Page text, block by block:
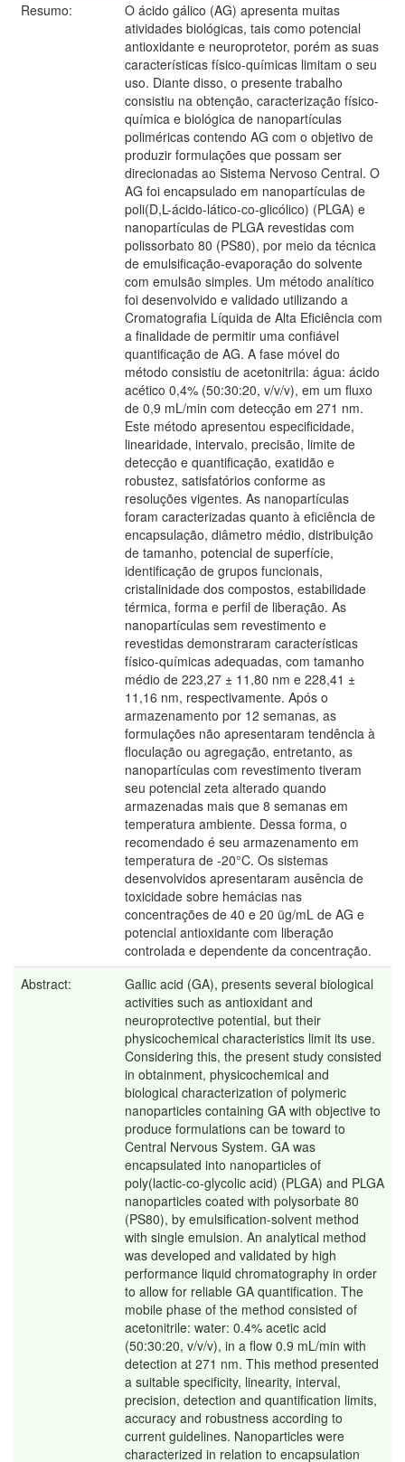
Resumo:
O ácido gálico (AG) apresenta muitas
atividades biológicas, tais como potencial
antioxidante e neuroprotetor, porém as suas
características físico-químicas limitam o seu
uso. Diante disso, o presente trabalho
consistiu na obtenção, caracterização físico-
química e biológica de nanopartículas
poliméricas contendo AG com o objetivo de
produzir formulações que possam ser
direcionadas ao Sistema Nervoso Central. O
AG foi encapsulado em nanopartículas de
poli(D,L-ácido-lático-co-glicólico) (PLGA) e
nanopartículas de PLGA revestidas com
polissorbato 80 (PS80), por meio da técnica
de emulsificação-evaporação do solvente
com emulsão simples. Um método analítico
foi desenvolvido e validado utilizando a
Cromatografia Líquida de Alta Eficiência com
a finalidade de permitir uma confiável
quantificação de AG. A fase móvel do
método consistiu de acetonitrila: água: ácido
acético 0,4% (50:30:20, v/v/v), em um fluxo
de 0,9 mL/min com detecção em 271 nm.
Este método apresentou especificidade,
linearidade, intervalo, precisão, limite de
detecção e quantificação, exatidão e
robustez, satisfatórios conforme as
resoluções vigentes. As nanopartículas
foram caracterizadas quanto à eficiência de
encapsulação, diâmetro médio, distribuição
de tamanho, potencial de superfície,
identificação de grupos funcionais,
cristalinidade dos compostos, estabilidade
térmica, forma e perfil de liberação. As
nanopartículas sem revestimento e
revestidas demonstraram características
físico-químicas adequadas, com tamanho
médio de 223,27 ± 11,80 nm e 228,41 ±
11,16 nm, respectivamente. Após o
armazenamento por 12 semanas, as
formulações não apresentaram tendência à
floculação ou agregação, entretanto, as
nanopartículas com revestimento tiveram
seu potencial zeta alterado quando
armazenadas mais que 8 semanas em
temperatura ambiente. Dessa forma, o
recomendado é seu armazenamento em
temperatura de -20°C. Os sistemas
desenvolvidos apresentaram ausência de
toxicidade sobre hemácias nas
concentrações de 40 e 20 üg/mL de AG e
potencial antioxidante com liberação
controlada e dependente da concentração.
Abstract:
Gallic acid (GA), presents several biological
activities such as antioxidant and
neuroprotective potential, but their
physicochemical characteristics limit its use.
Considering this, the present study consisted
in obtainment, physicochemical and
biological characterization of polymeric
nanoparticles containing GA with objective to
produce formulations can be toward to
Central Nervous System. GA was
encapsulated into nanoparticles of
poly(lactic-co-glycolic acid) (PLGA) and PLGA
nanoparticles coated with polysorbate 80
(PS80), by emulsification-solvent method
with single emulsion. An analytical method
was developed and validated by high
performance liquid chromatography in order
to allow for reliable GA quantification. The
mobile phase of the method consisted of
acetonitrile: water: 0.4% acetic acid
(50:30:20, v/v/v), in a flow 0.9 mL/min with
detection at 271 nm. This method presented
a suitable specificity, linearity, interval,
precision, detection and quantification limits,
accuracy and robustness according to
current guidelines. Nanoparticles were
characterized in relation to encapsulation